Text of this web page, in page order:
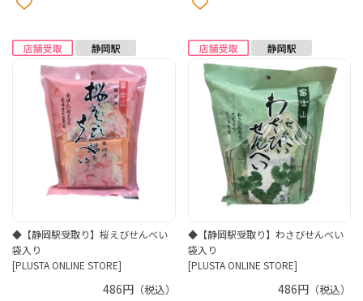
◆【静岡駅受取り】桜えびせんべい
袋入り
[PLUSTA ONLINE STORE]
486円（税込）
◆【静岡駅受取り】わさびせんべい
袋入り
[PLUSTA ONLINE STORE]
486円 （税込）